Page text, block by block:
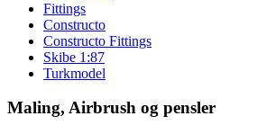
Fittings
Constructo
Constructo Fittings
Skibe 1:87
Turkmodel
Maling, Airbrush og pensler